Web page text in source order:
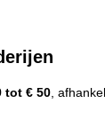
tot € 50 ,